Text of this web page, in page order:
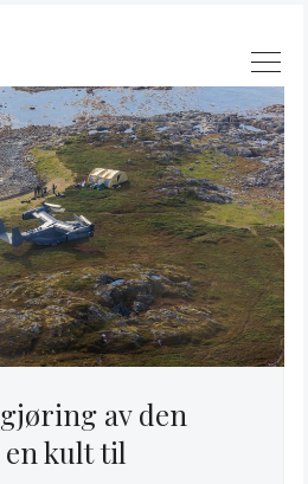
Søk
Stratagem
av den
en kult til